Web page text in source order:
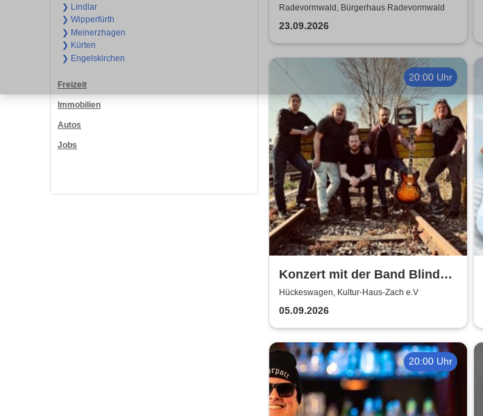
❯ Lindlar
❯ Wipperfürth
❯ Meinerzhagen
❯ Kürten
❯ Engelskirchen
Freizeit
Immobilien
Autos
Jobs
Land
Radevormwald, Bürgerhaus Radevormwald
23.09.2026
20:00 Uhr
Konzert mit der Band Blind
Feat - Mix aus Blues, Rock,
Balladen, jazzige Akkorde
Hückeswagen, Kultur-Haus-Zach e.V
05.09.2026
20:00 Uhr